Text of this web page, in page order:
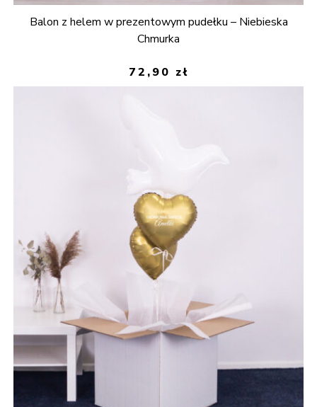
Balon z helem w prezentowym pudełku – Niebieska
Chmurka
72,90 zł